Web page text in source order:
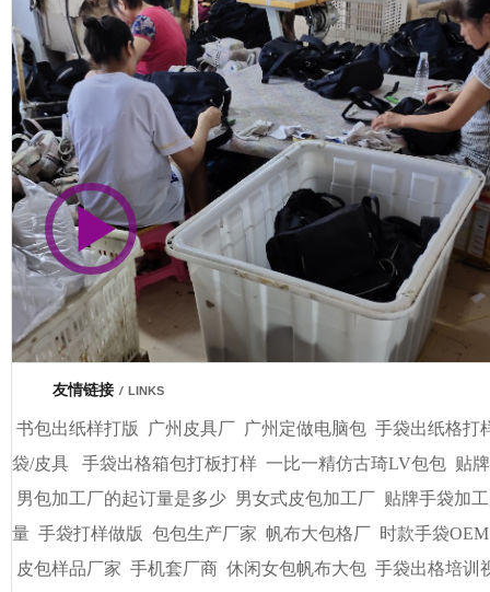
市商会会员单位
广州基基皮具有限公司 车间视频展示